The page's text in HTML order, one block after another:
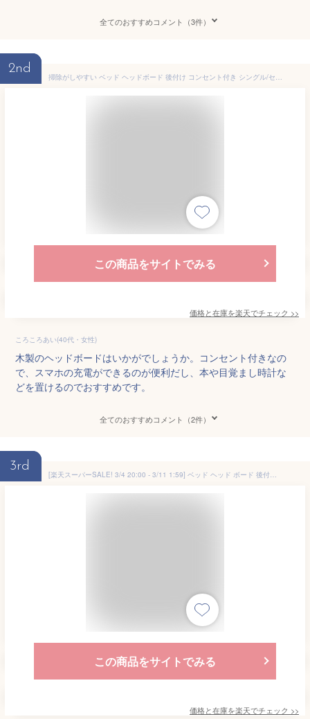
全てのおすすめコメント（3件）
2nd
掃除がしやすい ベッド ヘッドボード 後付け コンセント付き シングル/セミダブル/ダブル/セミシングルショート 奥行15 高さ67cm パイン材 木製 棚 宮 スリム 収納 隙間 隙間収納 すきま収納 ヘッドボードのみ 山善 YAMAZEN 【送料無料】
この商品をサイトでみる
価格と在庫を楽天でチェック >>
ころころあい(40代・女性)
木製のヘッドボードはいかがでしょうか。コンセント付きなの
で、スマホの充電ができるのが便利だし、本や目覚まし時計な
どを置けるのでおすすめです。
全てのおすすめコメント（2件）
3rd
[楽天スーパーSALE! 3/4 20:00 - 3/11 1:59] ベッド ヘッド ボード 後付け 枕元 棚 ヘッドボードのみ スリム 宮 収納 サイドボード シェルフ シングルベッド 隙間 すきま収納 隙間収納 本棚 サイドラック トールラック 在宅
この商品をサイトでみる
価格と在庫を楽天でチェック >>